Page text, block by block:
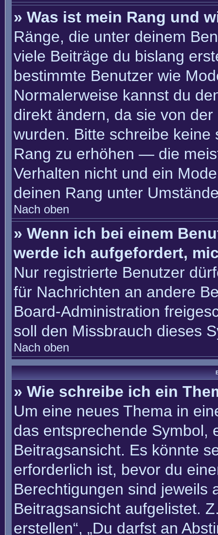
» Was ist mein Rang und
Ränge, die unter deinem
viele Beiträge du bislang
bestimmte Benutzer wie
Normalerweise kannst du
direkt ändern, da sie von
wurden. Bitte schreibe
Rang zu erhöhen — die
Verhalten nicht und ein
deinen Rang unter
Nach oben
» Wenn ich bei einem
werde ich aufgefordert,
Nur registrierte Benutzer
für Nachrichten an andere
Board-Administration
soll den Missbrauch dieses
Nach oben
» Wie schreibe ich ein
Um eine neues Thema in
das entsprechende Symbol,
Beitragsansicht. Es könnte
erforderlich ist, bevor du
Berechtigungen sind jeweils
Beitragsansicht aufgelistet.
erstellen“, „Du darfst an